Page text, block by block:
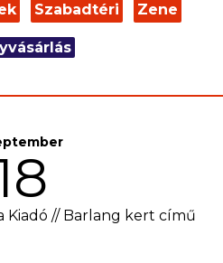
Szabadtéri Zene